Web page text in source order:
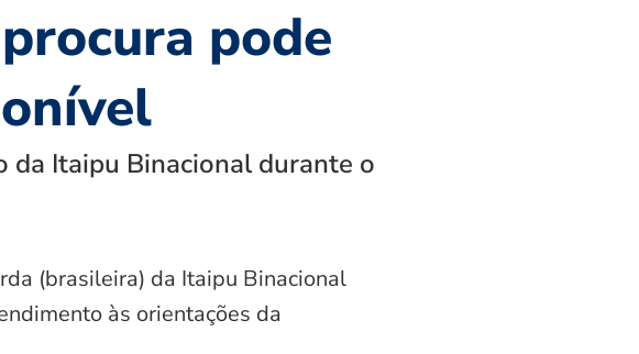
pode
da Itaipu Binacional durante o
(brasileira) da Itaipu Binacional
às orientações da